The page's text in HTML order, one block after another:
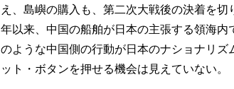
え、島嶼の購入も、第二次大戦後の決着を
年以来、中国の船舶が日本の主張する領海
のような中国側の行動が日本のナショナリ
ット・ボタンを押せる機会は見えていない。